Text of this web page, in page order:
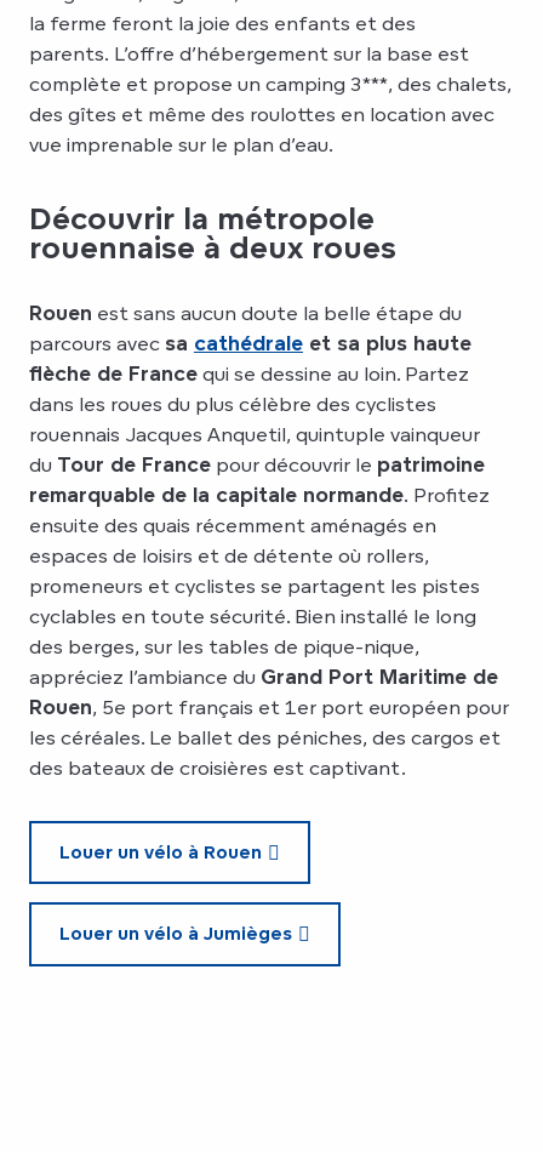
la ferme feront la joie des enfants et des
parents. L’offre d’hébergement sur la base est
complète et propose un camping 3***, des chalets,
des gîtes et même des roulottes en location avec
vue imprenable sur le plan d’eau.
Découvrir la métropole
rouennaise à deux roues
Rouen est sans aucun doute la belle étape du
parcours avec sa cathédrale et sa plus haute
flèche de France qui se dessine au loin. Partez
dans les roues du plus célèbre des cyclistes
rouennais Jacques Anquetil, quintuple vainqueur
du Tour de France pour découvrir le patrimoine
remarquable de la capitale normande. Profitez
ensuite des quais récemment aménagés en
espaces de loisirs et de détente où rollers,
promeneurs et cyclistes se partagent les pistes
cyclables en toute sécurité. Bien installé le long
des berges, sur les tables de pique-nique,
appréciez l’ambiance du Grand Port Maritime de
Rouen, 5e port français et 1er port européen pour
les céréales. Le ballet des péniches, des cargos et
des bateaux de croisières est captivant.
Louer un vélo à Rouen
Louer un vélo à Jumièges